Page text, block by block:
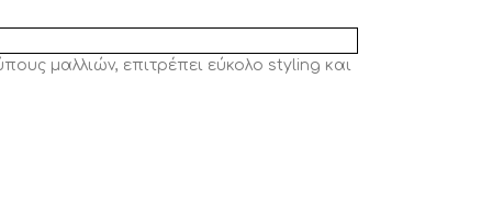
μαλλιών, επιτρέπει εύκολο styling και